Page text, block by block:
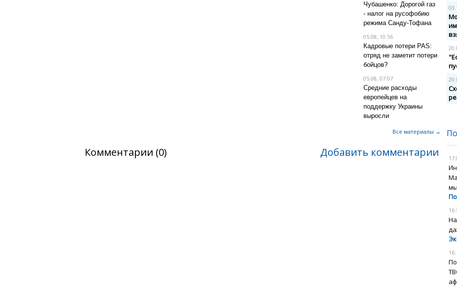
Чубашенко: Дорогой газ
- налог на русофобию
режима Санду-Тофана
05.08, 10:56
Кадровые потери PAS:
отряд не заметит потери
бойцов?
05.08, 07:07
Средние расходы
европейцев на
поддержку Украины
выросли
Все материалы →
Комментарии (0) Добавить комментарии